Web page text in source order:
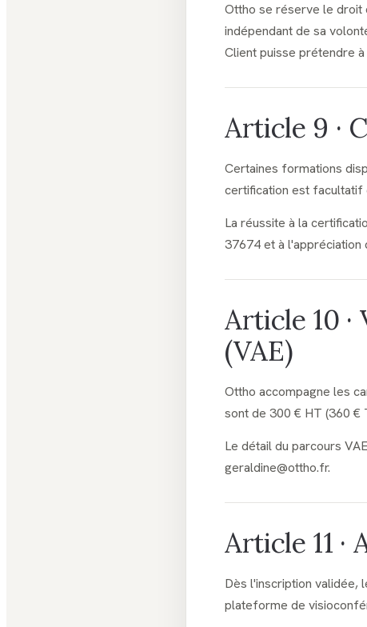
Ottho se réserve le droit
indépendant de sa
Client puisse prétendre
Article 9 ·
Certaines formations
certification est facultatif
La réussite à la
37674 et à l'appréciation
Article 10
(VAE)
Ottho accompagne les
sont de 300 € HT (360 €
Le détail du parcours
geraldine@ottho.fr.
Article 11 ·
Dès l'inscription validée,
plateforme de